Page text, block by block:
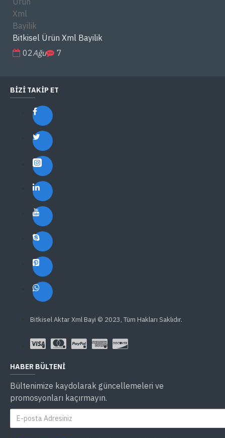
Bitkisel Ürün Xml Bayilik
02Ağu 7
BIZI TAKIP ET
Bitkisel Aktar Xml Bayi © 2023, Tüm Hakları Saklıdır.
HABER BÜLTENI
Bültenimize kaydolarak güncellemeleri ve
promosyonları kaçırmayın.